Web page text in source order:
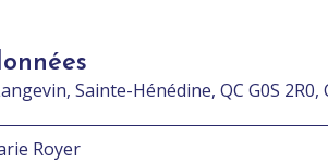
Sainte-Hénédine, QC G0S 2R0,
Royer